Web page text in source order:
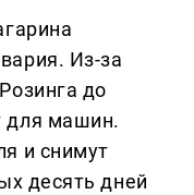
Из-за
до
для машин.
и снимут
десять дней